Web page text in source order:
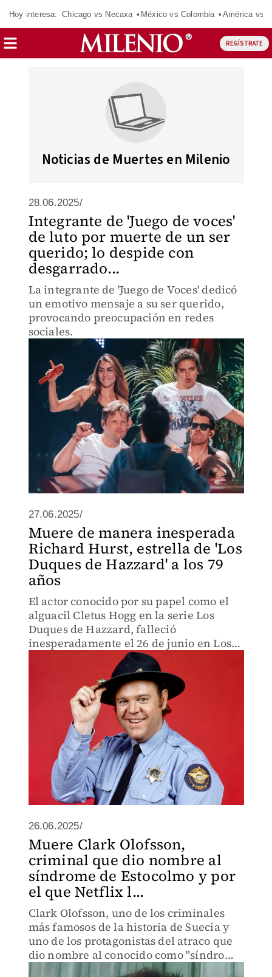
Hoy interesa: Chicago vs Necaxa México vs Colombia América vs
REGÍSTRATE
Noticias de Muertes en Milenio
28.06.2025/
Integrante de 'Juego de voces'
de luto por muerte de un ser
querido; lo despide con
desgarrado...
La integrante de 'Juego de Voces' dedicó
un emotivo mensaje a su ser querido,
provocando preocupación en redes
sociales.
27.06.2025/
Muere de manera inesperada
Richard Hurst, estrella de 'Los
Duques de Hazzard' a los 79
años
El actor conocido por su papel como el
alguacil Cletus Hogg en la serie Los
Duques de Hazzard, falleció
inesperadamente el 26 de junio en Los
Ángeles a los 79 años.
26.06.2025/
Muere Clark Olofsson,
criminal que dio nombre al
síndrome de Estocolmo y por
el que Netflix l...
Clark Olofsson, uno de los criminales
más famosos de la historia de Suecia y
uno de los protagonistas del atraco que
dio nombre al conocido como "síndrome
de Estocolmo", ha fallecido a los 78 años.